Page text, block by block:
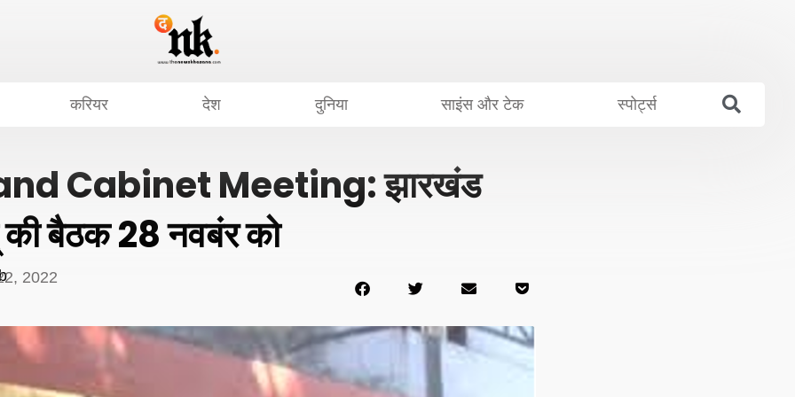
करियर देश दुनिया साइंस और टेक स्पोर्ट्स
Cabinet Meeting: झारखंड
की बैठक 28 नवबंर को
2022